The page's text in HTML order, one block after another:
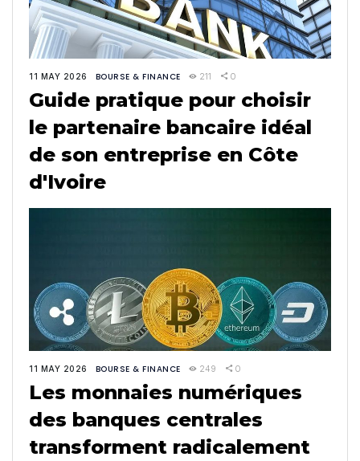
11 MAY 2026 BOURSE & FINANCE 211 0
Guide pratique pour choisir
le partenaire bancaire idéal
de son entreprise en Côte
d'Ivoire
11 MAY 2026 BOURSE & FINANCE 249 0
Les monnaies numériques
des banques centrales
transforment radicalement